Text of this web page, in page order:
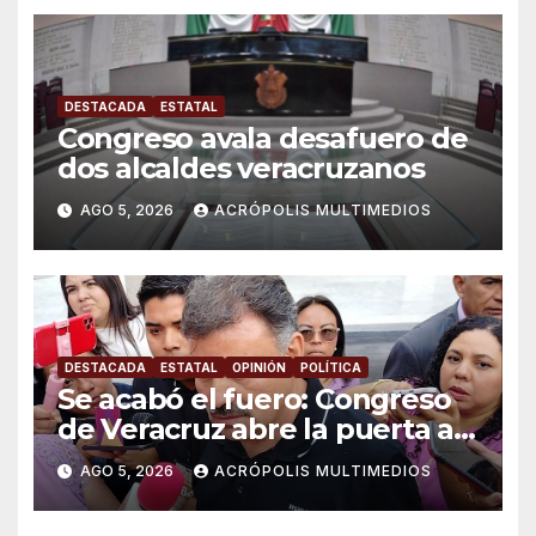
DESTACADA ESTATAL
Congreso avala desafuero de
dos alcaldes veracruzanos
AGO 5, 2026 ACRÓPOLIS MULTIMEDIOS
DESTACADA ESTATAL OPINIÓN POLÍTICA
Se acabó el fuero: Congreso
de Veracruz abre la puerta a
proceso penal contra alcalde
de Úrsulo Galván
AGO 5, 2026 ACRÓPOLIS MULTIMEDIOS